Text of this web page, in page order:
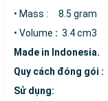
• Mass : 8.5 gram
• Volume : 3.4 cm3
Made in Indonesia.
Quy cách đóng gói :
Sử dụng: